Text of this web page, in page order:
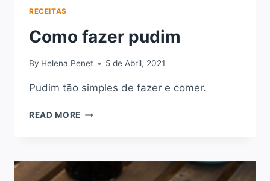
RECEITAS
Como fazer pudim
By Helena Penet 5 de Abril, 2021
Pudim tão simples de fazer e comer.
READ MORE COMO